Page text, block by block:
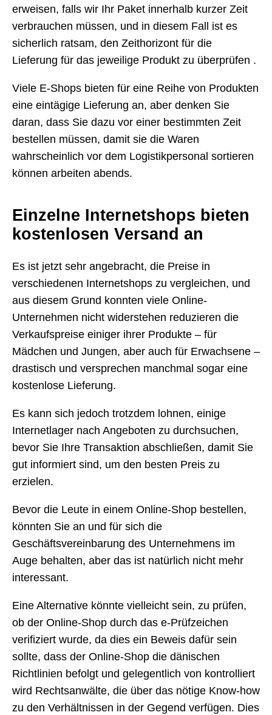
erweisen, falls wir Ihr Paket innerhalb kurzer Zeit
verbrauchen müssen, und in diesem Fall ist es
sicherlich ratsam, den Zeithorizont für die
Lieferung für das jeweilige Produkt zu überprüfen .
Viele E-Shops bieten für eine Reihe von Produkten
eine eintägige Lieferung an, aber denken Sie
daran, dass Sie dazu vor einer bestimmten Zeit
bestellen müssen, damit sie die Waren
wahrscheinlich vor dem Logistikpersonal sortieren
können arbeiten abends.
Einzelne Internetshops bieten
kostenlosen Versand an
Es ist jetzt sehr angebracht, die Preise in
verschiedenen Internetshops zu vergleichen, und
aus diesem Grund konnten viele Online-
Unternehmen nicht widerstehen reduzieren die
Verkaufspreise einiger ihrer Produkte – für
Mädchen und Jungen, aber auch für Erwachsene –
drastisch und versprechen manchmal sogar eine
kostenlose Lieferung.
Es kann sich jedoch trotzdem lohnen, einige
Internetlager nach Angeboten zu durchsuchen,
bevor Sie Ihre Transaktion abschließen, damit Sie
gut informiert sind, um den besten Preis zu
erzielen.
Bevor die Leute in einem Online-Shop bestellen,
könnten Sie an und für sich die
Geschäftsvereinbarung des Unternehmens im
Auge behalten, aber das ist natürlich nicht mehr
interessant.
Eine Alternative könnte vielleicht sein, zu prüfen,
ob der Online-Shop durch das e-Prüfzeichen
verifiziert wurde, da dies ein Beweis dafür sein
sollte, dass der Online-Shop die dänischen
Richtlinien befolgt und gelegentlich von kontrolliert
wird Rechtsanwälte, die über das nötige Know-how
zu den Verhältnissen in der Gegend verfügen. Dies